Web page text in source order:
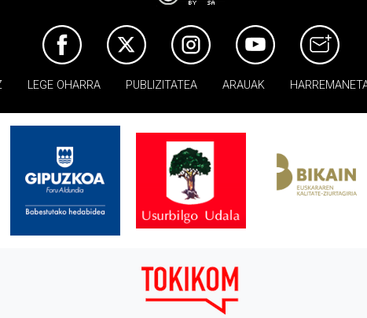
LEGE OHARRA PUBLIZITATEA ARAUAK